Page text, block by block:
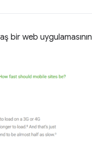
bir web uygulamasının